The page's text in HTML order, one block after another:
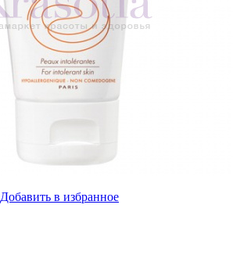
Добавить в избранное